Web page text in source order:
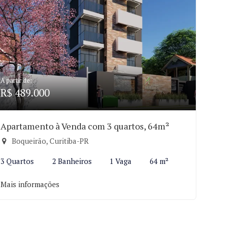
A partir de:
R$ 489.000
Apartamento à Venda com 3 quartos, 64m²
Boqueirão, Curitiba-PR
3 Quartos 2 Banheiros 1 Vaga 64 m²
Mais informações